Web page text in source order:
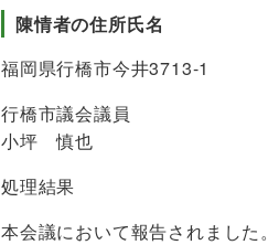
陳情者の住所氏名
福岡県行橋市今井3713-1
行橋市議会議員
小坪 慎也
処理結果
本会議において報告されました。